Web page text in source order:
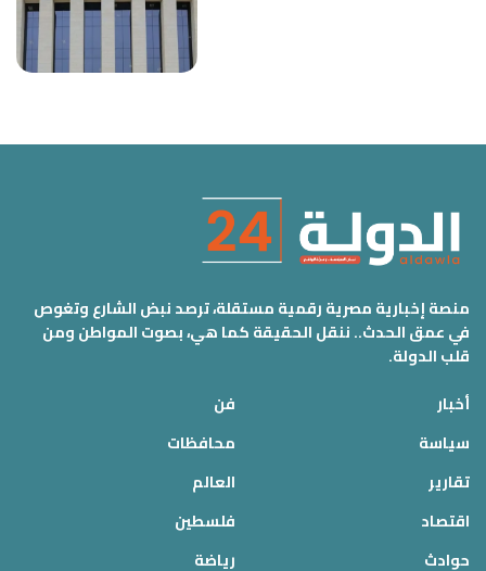
منصة إخبارية مصرية رقمية مستقلة، ترصد نبض الشارع وتغوص
في عمق الحدث.. ننقل الحقيقة كما هي، بصوت المواطن ومن
قلب الدولة.
أخبار
سياسة
تقارير
اقتصاد
حوادث
فن
محافظات
العالم
فلسطين
رياضة